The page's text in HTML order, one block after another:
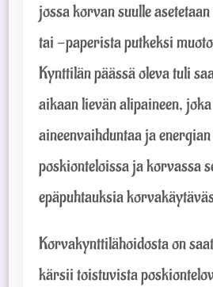
jossa korvan suulle
tai -paperista putkeksi
Kynttilän päässä oleva tuli
aikaan lievän alipaineen,
aineenvaihduntaa ja
poskionteloissa ja korvassa
epäpuhtauksia
Korvakynttilähoidosta on
kärsii toistuvista